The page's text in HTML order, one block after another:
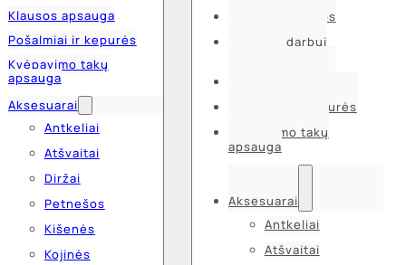
Klausos apsauga
Pošalmiai ir kepurės
Kvėpavimo takų
apsauga
Aksesuarai
Antkeliai
Atšvaitai
Diržai
Petnešos
Kišenės
Kojinės
Galvos apsaugos
Apsauga darbui
Pošalmiai ir kepurės
Kvėpavimo takų
apsauga
Aksesuarai
Antkeliai
Atšvaitai